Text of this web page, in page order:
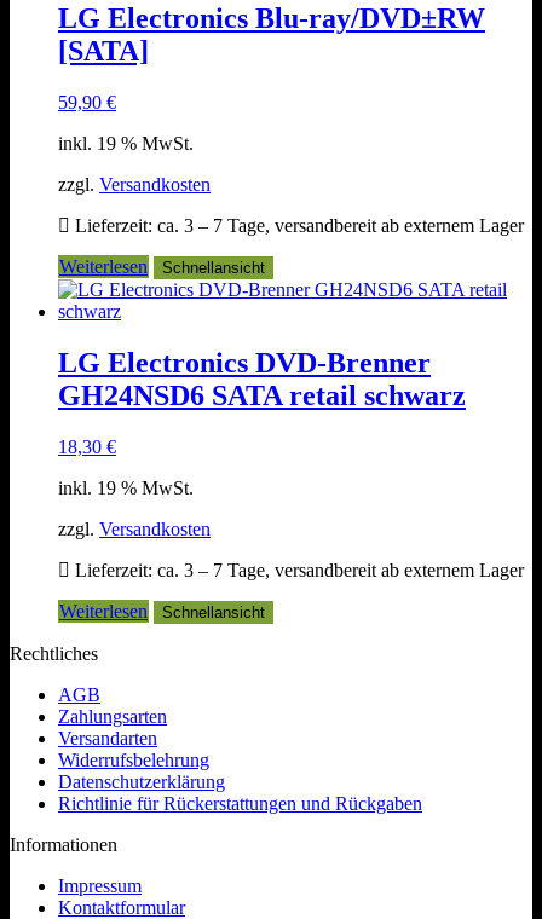
LG Electronics Blu-ray/DVD±RW
[SATA]
59,90 €
inkl. 19 % MwSt.
zzgl. Versandkosten
Lieferzeit: ca. 3 – 7 Tage, versandbereit ab externem Lager
Weiterlesen
Schnellansicht
LG Electronics DVD-Brenner
GH24NSD6 SATA retail schwarz
18,30 €
inkl. 19 % MwSt.
zzgl. Versandkosten
Lieferzeit: ca. 3 – 7 Tage, versandbereit ab externem Lager
Weiterlesen
Schnellansicht
Rechtliches
AGB
Zahlungsarten
Versandarten
Widerrufsbelehrung
Datenschutzerklärung
Richtlinie für Rückerstattungen und Rückgaben
Informationen
Impressum
Kontaktformular